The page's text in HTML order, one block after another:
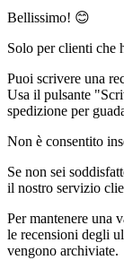
Bellissimo! 😊
Solo per clienti che
Puoi scrivere una
Usa il pulsante
spedizione per
Non è consentito
Se non sei
il nostro servizio
Per mantenere una
le recensioni degli
vengono archiviate.